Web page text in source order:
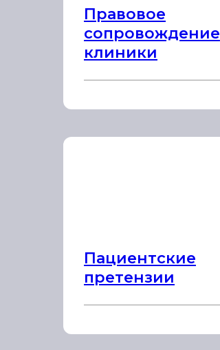
Правовое
сопровождение
клиники
Пациентские
претензии